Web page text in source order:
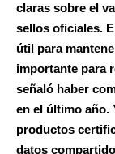
claras sobre el
sellos oficiales.
útil para
importante para
señaló haber
en el último año.
productos
datos